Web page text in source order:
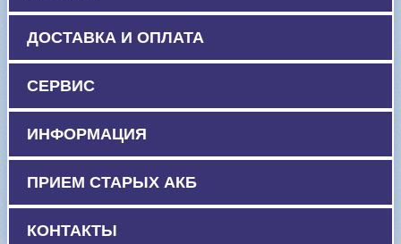
ДОСТАВКА И ОПЛАТА
СЕРВИС
ИНФОРМАЦИЯ
ПРИЕМ СТАРЫХ АКБ
КОНТАКТЫ